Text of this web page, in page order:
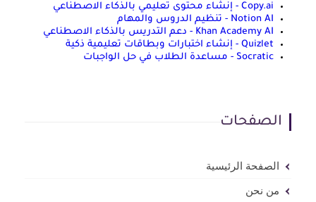
Copy.ai - إنشاء محتوى تعليمي بالذكاء الاصطناعي
Notion AI - تنظيم الدروس والمهام
Khan Academy AI - دعم التدريس بالذكاء الاصطناعي
Quizlet - إنشاء اختبارات وبطاقات تعليمية ذكية
Socratic - مساعدة الطلاب في حل الواجبات
الصفحات
الصفحة الرئيسية
من نحن